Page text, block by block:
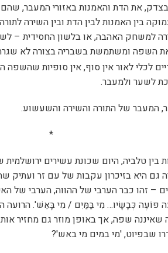
ובצדק, את הדת והאמנות באזורי המעבר,
בין האמנות לבין הדת ובין השירה
למשחק האהבה, או בלשון החסידית –
השפה ומשתמשת בשבריה בצורה לא
לכלי לאור אין סוף, אין סופיות שהשפה
לשער ולמעבר.
המעבר של התורה והשירה והשעשוע.
*
בין טלביה, היום שכונת עשירים
גם היא בזיכרון עקבות של עם זר ועתיק
– זהו כבר הערבי של ההווה, הערבי של
פּוֹעֶה כְּבָשָׂיו… מִי בַּמַּיִם / מִי בָּאֵשׁ'. הרועה
שפה, אך באופן מוזר גם מחזיר
שבפיוט, 'מי במים מי באש'?